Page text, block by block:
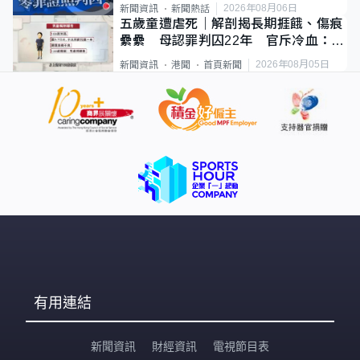
新聞資訊 新聞熱話 2026年08月06日
五歲童遭虐死｜解剖揭長期捱餓、傷痕
纍纍 母認罪判囚22年 官斥冷血：同
類案最惡劣
新聞資訊 港聞 首頁新聞 2026年08月05日
有用連結
新聞資訊 財經資訊 電視節目表